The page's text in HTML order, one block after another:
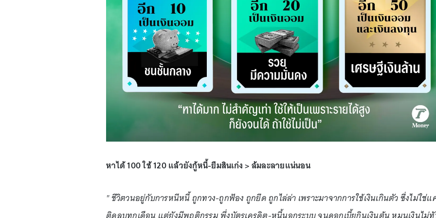
หาได้ 100 ใช้ 120 แล้วยังกู้หนี้-ยืมสินเก่ง > ล้มละลายแน่นอน
" ชีวิตวนอยู่กับการหนีหนี้ ถูกทวง-ถูกฟ้อง ถูกยึด ถูกไล่ล่า เพราะมาจากการใช้เงินเกินตัว ซึ่งไม่ใช่แ